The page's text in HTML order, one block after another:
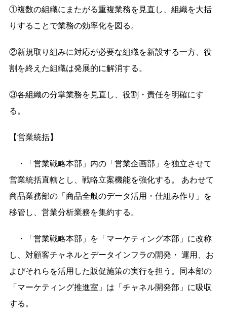
①複数の組織にまたがる重複業務を⾒直し、組織を⼤括
りすることで業務の効率化を図る。
②新規取り組みに対応が必要な組織を新設する⼀方、役
割を終えた組織は発展的に解消する。
③各組織の分掌業務を⾒直し、役割・責任を明確にす
る。
【営業統括】
・「営業戦略本部」内の「営業企画部」を独⽴させて
営業統括直轄とし、戦略⽴案機能を強化する。 あわせて
商品業務部の「商品全般のデータ活⽤・仕組み作り」を
移管し、営業分析業務を集約する。
・「営業戦略本部」を「マーケティング本部」に改称
し、対顧客チャネルとデータインフラの開発・ 運⽤、お
よびそれらを活⽤した販促施策の実⾏を担う。同本部の
「マーケティング推進室」は「チャネル開発部」に吸収
する。